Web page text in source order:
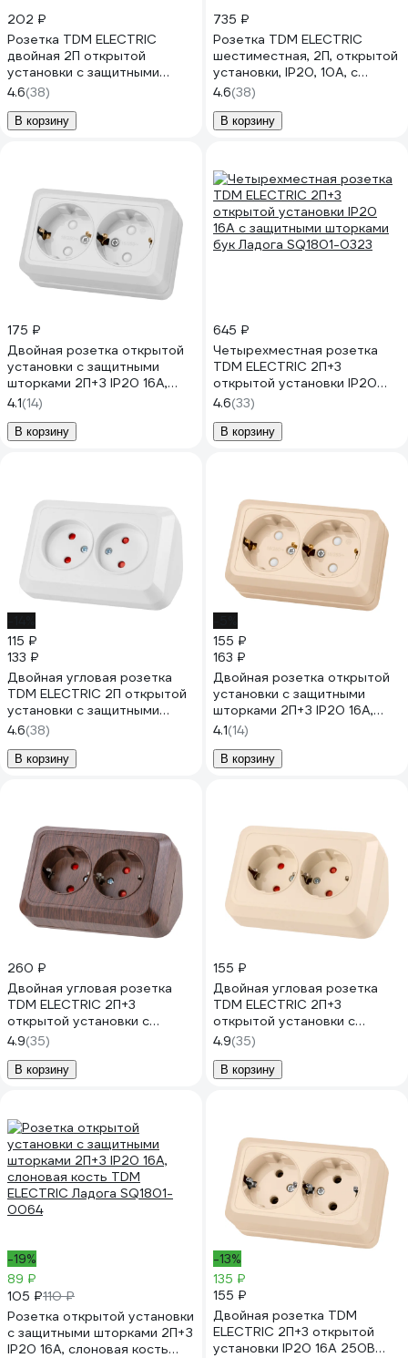
202 ₽
Розетка TDM ELECTRIC
двойная 2П открытой
установки с защитными
шторками IP20 10А, бук,
серия "Ладога" SQ1801-0039
4.6(38)
В корзину
735 ₽
Розетка TDM ELECTRIC
шестиместная, 2П, открытой
установки, IP20, 10A, с
защитными шторками, белая,
Ладога SQ1801-0141
4.6(38)
В корзину
175 ₽
Двойная розетка открытой
установки с защитными
шторками 2П+З IP20 16А,
белый TDM ELECTRIC Ладога
SQ1801-0062
4.1(14)
В корзину
645 ₽
Четырехместная розетка
TDM ELECTRIC 2П+3
открытой установки IP20
16A с защитными шторками
бук Ладога SQ1801-0323
4.6(33)
В корзину
115 ₽
133 ₽
Двойная угловая розетка
TDM ELECTRIC 2П открытой
установки с защитными
шторками IP20 250В 10А
белая "Ладога" SQ1801-
0022
4.6(38)
В корзину
155 ₽
163 ₽
Двойная розетка открытой
установки с защитными
шторками 2П+З IP20 16А,
слоновая кость TDM
ELECTRIC Ладога SQ1801-
0066
4.1(14)
В корзину
260 ₽
Двойная угловая розетка
TDM ELECTRIC 2П+3
открытой установки с
защитными шторками IP20
250В 16А бук "Ладога"
SQ1801-0343
4.9(35)
В корзину
155 ₽
Двойная угловая розетка
TDM ELECTRIC 2П+3
открытой установки с
защитными шторками IP20
250В 16А слоновая кость
"Ладога" SQ1801-0243
4.9(35)
В корзину
-19%
89 ₽
105 ₽110 ₽
Розетка открытой установки
с защитными шторками 2П+З
IP20 16А, слоновая кость
-13%
135 ₽
155 ₽
Двойная розетка TDM
ELECTRIC 2П+3 открытой
установки IP20 16А 250В